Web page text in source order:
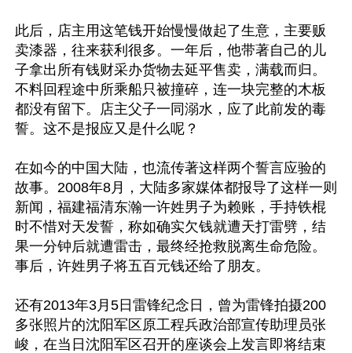
此后，店主用这笔钱开始慢慢做起了生意，主要贩
卖漆器，往来获利很多。一年后，他带著自己的儿
子拿出所有钱财采办货物去延平售卖，满载而归。
不料回程途中所乘船只被撞碎，连一块完整的木板
都没有留下。店主父子一同溺水，应了此前发的毒
誓。这不是报应又是什么呢？
在如今的中国大陆，也流传著这样两个誓言应验的
故事。2008年8月，大陆多家媒体都报导了这样一则
新闻，福建福清东瀚一许姓男子为赖账，手持铁棍
时不惜对天发誓，称如确实欠钱就遭天打雷劈，结
果一分钟后就遭雷击，最终经抢救脱离生命危险。
事后，许姓男子将五百元钱还给了朋友。
还有2013年3月5日雷锋纪念日，曾为雷锋拍摄200
多张照片的沈阳军区原工程兵政治部宣传助理员张
峻，在当日沈阳军区召开的座谈会上发言即将结束